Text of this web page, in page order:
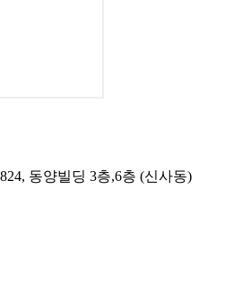
동양빌딩 3층,6층 (신사동)